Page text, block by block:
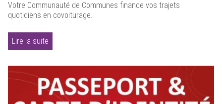
Votre Communauté de Communes finance vos trajets
quotidiens en covoiturage.
Lire la suite